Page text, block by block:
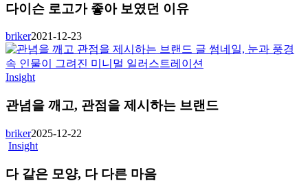
다이슨 로고가 좋아 보였던 이유
briker2021-12-23
Insight
관념을 깨고, 관점을 제시하는 브랜드
briker2025-12-22
Insight
다 같은 모양, 다 다른 마음